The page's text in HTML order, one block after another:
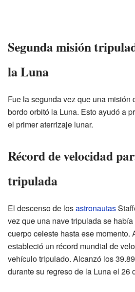
Segunda misión
la Luna
Fue la segunda vez que una misión
bordo orbitó la Luna. Esto ayudó a
el primer aterrizaje lunar.
Récord de velocidad
tripulada
El descenso de losastronautas
vez que una nave tripulada se
cuerpo celeste hasta ese momento.
estableció un récord mundial de
vehículo tripulado. Alcanzó los
durante su regreso de la Luna el 26